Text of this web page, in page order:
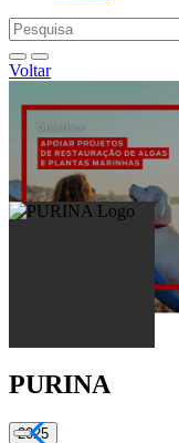
Voltar
PURINA
2025